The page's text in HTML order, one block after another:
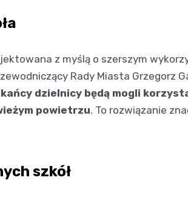
z myślą o szerszym
Rady Miasta Grzegorz
dzielnicy będą mogli
powietrzu. To rozwiązanie
szkół